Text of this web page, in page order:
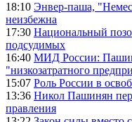
18:10 Энвер-паша,
неизбежна
17:30 Национальный
подсудимых
16:40 МИД России:
"низкозатратного
15:07 Роль России в
13:36 Никол Пашинян
правления